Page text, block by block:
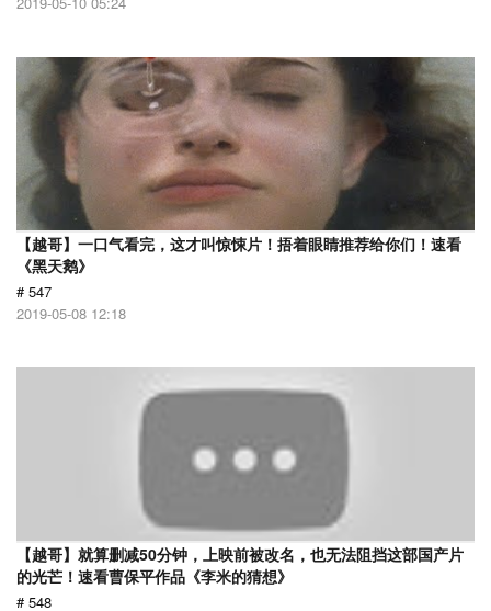
【越哥】一口气看完，这才叫惊悚片！捂着眼睛推荐给你们！速看
《黑天鹅》
# 547
2019-05-08 12:18
【越哥】就算删减50分钟，上映前被改名，也无法阻挡这部国产片
的光芒！速看曹保平作品《李米的猜想》
# 548